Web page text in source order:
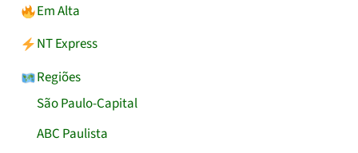
Em Alta
NT Express
Regiões
São Paulo-Capital
ABC Paulista